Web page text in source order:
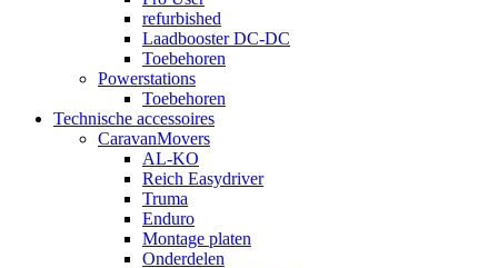
refurbished
Laadbooster DC-DC
Toebehoren
Powerstations
Toebehoren
Technische accessoires
CaravanMovers
AL-KO
Reich Easydriver
Truma
Enduro
Montage platen
Onderdelen